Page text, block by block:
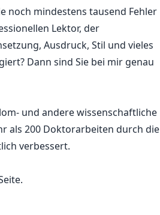
noch mindestens tausend Fehler
Lektor, der
Ausdruck, Stil und vieles
Dann sind Sie bei mir genau
und andere wissenschaftliche
als 200 Doktorarbeiten durch die
verbessert.